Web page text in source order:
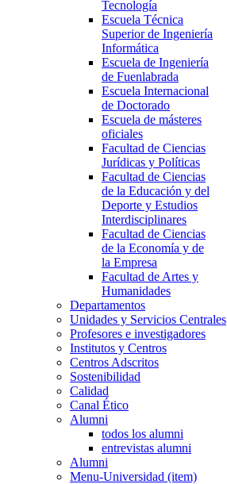
Tecnología
Escuela Técnica
Superior de Ingeniería
Informática
Escuela de Ingeniería
de Fuenlabrada
Escuela Internacional
de Doctorado
Escuela de másteres
oficiales
Facultad de Ciencias
Jurídicas y Políticas
Facultad de Ciencias
de la Educación y del
Deporte y Estudios
Interdisciplinares
Facultad de Ciencias
de la Economía y de
la Empresa
Facultad de Artes y
Humanidades
Departamentos
Unidades y Servicios Centrales
Profesores e investigadores
Institutos y Centros
Centros Adscritos
Sostenibilidad
Calidad
Canal Ético
Alumni
todos los alumni
entrevistas alumni
Alumni
Menu-Universidad (item)